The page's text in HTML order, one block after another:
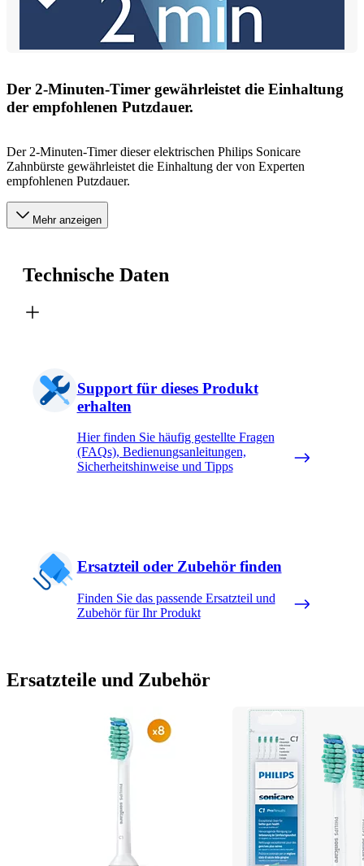
Der 2-Minuten-Timer gewährleistet die Einhaltung
der empfohlenen Putzdauer.
Der 2-Minuten-Timer dieser elektrischen Philips Sonicare
Zahnbürste gewährleistet die Einhaltung der von Experten
empfohlenen Putzdauer.
Mehr anzeigen
Technische Daten
Support für dieses Produkt
erhalten
Hier finden Sie häufig gestellte Fragen
(FAQs), Bedienungsanleitungen,
Sicherheitshinweise und Tipps
Ersatzteil oder Zubehör finden
Finden Sie das passende Ersatzteil und
Zubehör für Ihr Produkt
Ersatzteile und Zubehör